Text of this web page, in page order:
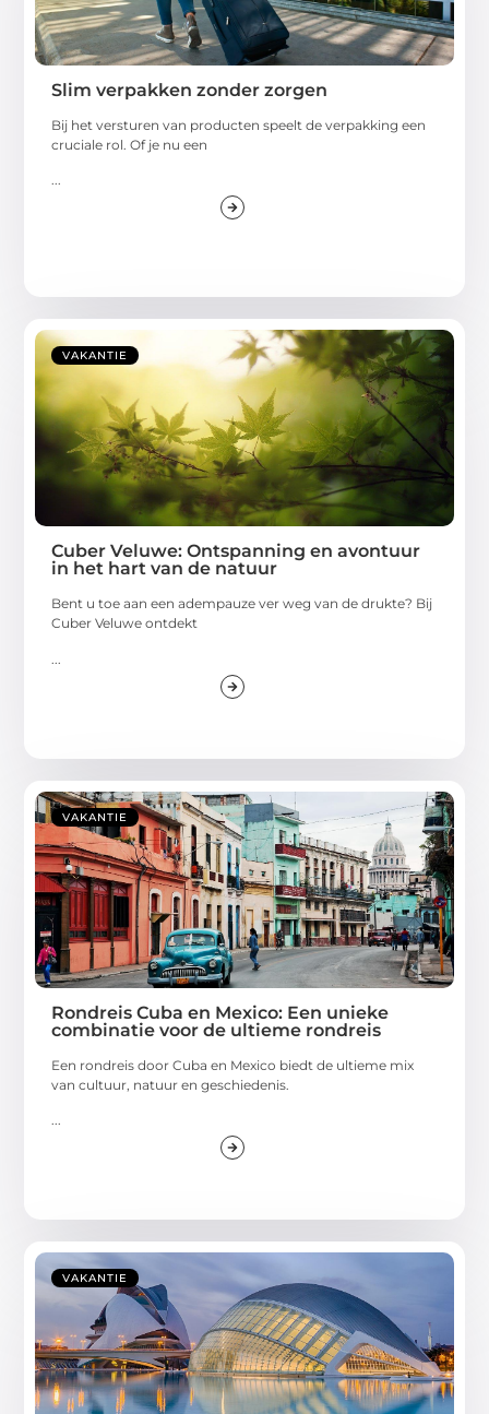
Slim verpakken zonder zorgen
Bij het versturen van producten speelt de verpakking een
cruciale rol. Of je nu een
...
VAKANTIE
Cuber Veluwe: Ontspanning en avontuur
in het hart van de natuur
Bent u toe aan een adempauze ver weg van de drukte? Bij
Cuber Veluwe ontdekt
VAKANTIE
Rondreis Cuba en Mexico: Een unieke
combinatie voor de ultieme rondreis
Een rondreis door Cuba en Mexico biedt de ultieme mix
van cultuur, natuur en geschiedenis.
VAKANTIE